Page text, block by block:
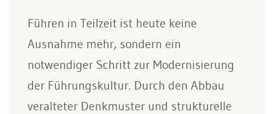
Führen in Teilzeit ist heute keine
Ausnahme mehr, sondern ein
notwendiger Schritt zur Modernisierung
der Führungskultur. Durch den Abbau
veralteter Denkmuster und strukturelle